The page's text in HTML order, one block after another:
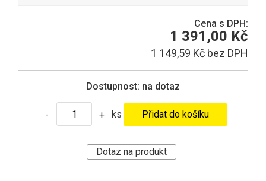
Cena s DPH:
1 391,00 Kč
1 149,59 Kč bez DPH
Dostupnost: na dotaz
- + ks
Dotaz na produkt